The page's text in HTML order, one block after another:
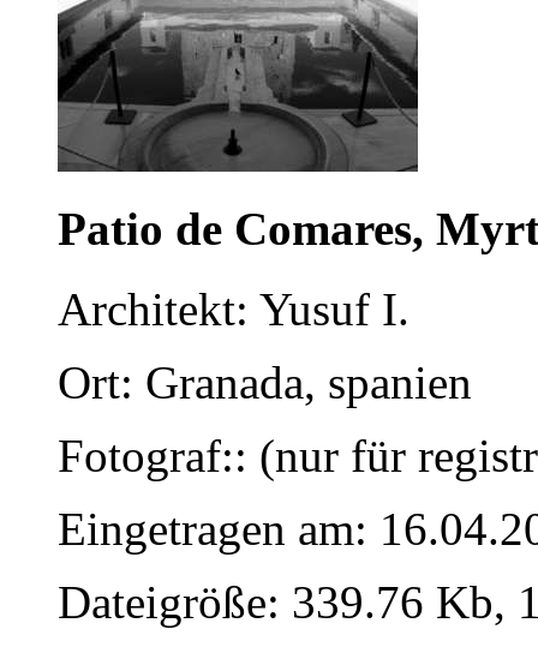
Patio de Comares,
Architekt: Yusuf I.
Ort: Granada, spanien
Fotograf:: (nur für
Eingetragen am:
Dateigröße: 339.76 Kb,